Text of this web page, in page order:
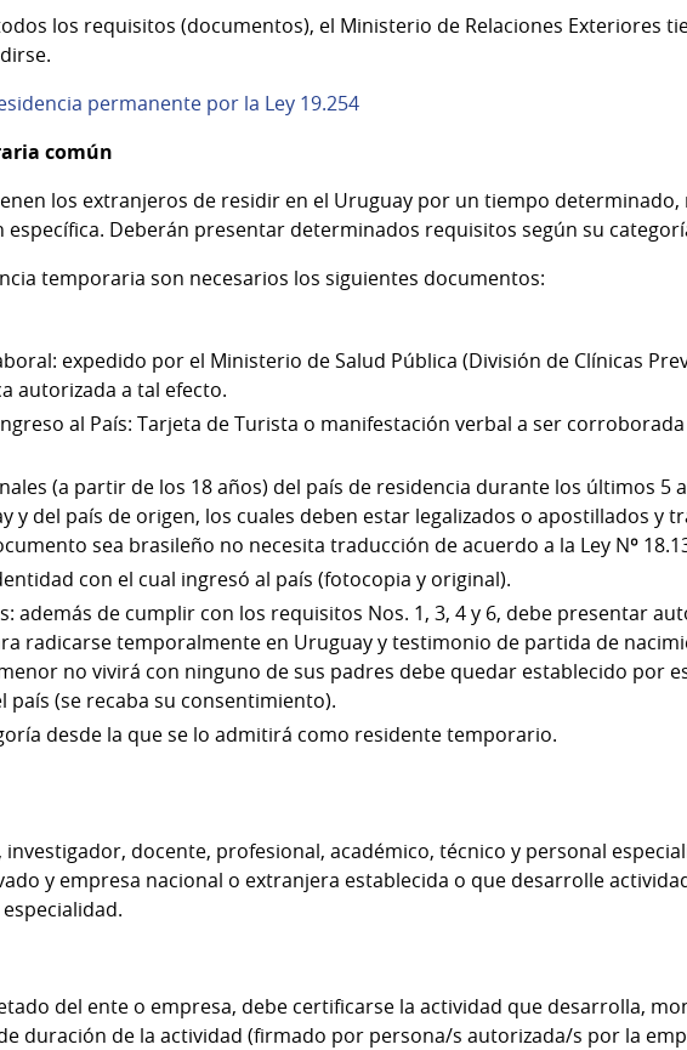
los requisitos (documentos), el Ministerio de Relaciones Exteriores
permanente por la Ley 19.254
común
los extranjeros de residir en el Uruguay por un tiempo determinado,
específica. Deberán presentar determinados requisitos según su
temporaria son necesarios los siguientes documentos:
expedido por el Ministerio de Salud Pública (División de Clínicas
autorizada a tal efecto.
al País: Tarjeta de Turista o manifestación verbal a ser
(a partir de los 18 años) del país de residencia durante los últimos 5
y del país de origen, los cuales deben estar legalizados o apostillados y
sea brasileño no necesita traducción de acuerdo a la Ley Nº
con el cual ingresó al país (fotocopia y original).
además de cumplir con los requisitos Nos. 1, 3, 4 y 6, debe presentar
radicarse temporalmente en Uruguay y testimonio de partida de
no vivirá con ninguno de sus padres debe quedar establecido por
país (se recaba su consentimiento).
desde la que se lo admitirá como residente temporario.
investigador, docente, profesional, académico, técnico y personal
y empresa nacional o extranjera establecida o que desarrolle
del ente o empresa, debe certificarse la actividad que desarrolla,
duración de la actividad (firmado por persona/s autorizada/s por la